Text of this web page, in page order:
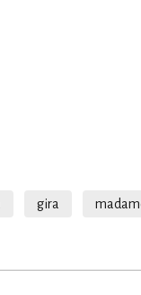
gira